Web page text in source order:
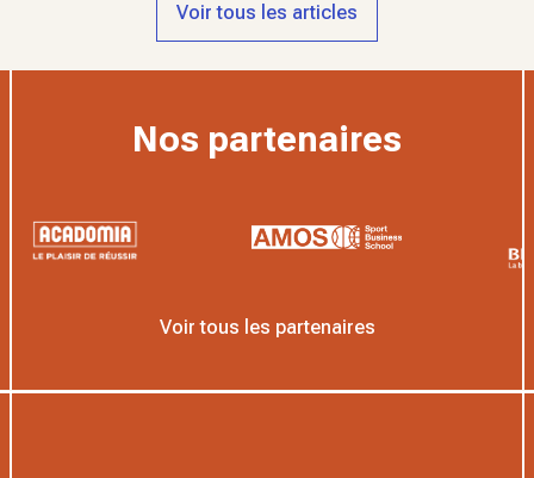
Voir tous les articles
Nos partenaires
Voir tous les partenaires